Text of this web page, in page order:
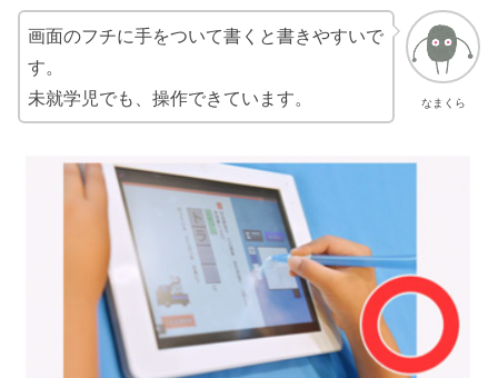
なまくら
画面のフチに手をついて書くと書きやすいで
す。
未就学児でも、操作できています。